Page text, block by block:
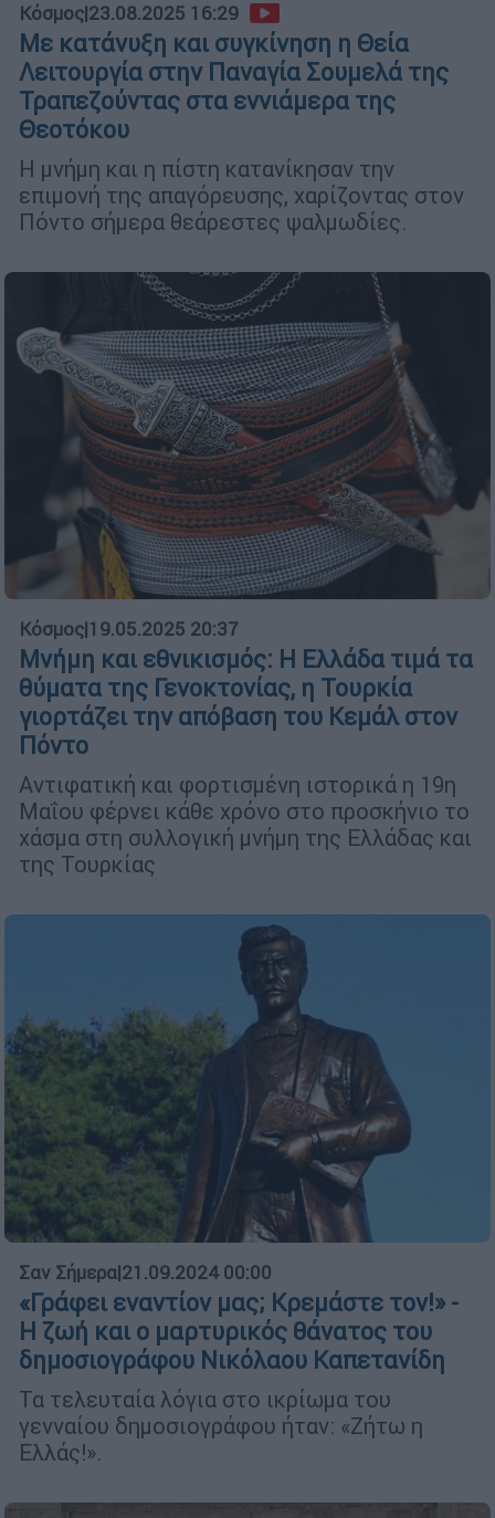
Κόσμος|23.08.2025 16:29
Με κατάνυξη και συγκίνηση η Θεία
Λειτουργία στην Παναγία Σουμελά της
Τραπεζούντας στα εννιάμερα της
Θεοτόκου
H μνήμη και η πίστη κατανίκησαν την
επιμονή της απαγόρευσης, χαρίζοντας στον
Πόντο σήμερα θεάρεστες ψαλμωδίες.
Κόσμος|19.05.2025 20:37
Μνήμη και εθνικισμός: Η Ελλάδα τιμά τα
θύματα της Γενοκτονίας, η Τουρκία
γιορτάζει την απόβαση του Κεμάλ στον
Πόντο
Αντιφατική και φορτισμένη ιστορικά η 19η
Μαΐου φέρνει κάθε χρόνο στο προσκήνιο το
χάσμα στη συλλογική μνήμη της Ελλάδας και
της Τουρκίας
Σαν Σήμερα|21.09.2024 00:00
«Γράφει εναντίον μας; Κρεμάστε τον!» -
Η ζωή και ο μαρτυρικός θάνατος του
δημοσιογράφου Νικόλαου Καπετανίδη
Τα τελευταία λόγια στο ικρίωμα του
γενναίου δημοσιογράφου ήταν: «Ζήτω η
Ελλάς!».